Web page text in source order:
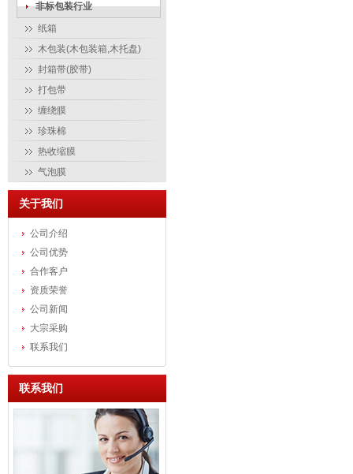
非标包装行业
纸箱
木包装(木包装箱,木托盘)
封箱带(胶带)
打包带
缠绕膜
珍珠棉
热收缩膜
气泡膜
关于我们
公司介绍
公司优势
合作客户
资质荣誉
公司新闻
大宗采购
联系我们
联系我们